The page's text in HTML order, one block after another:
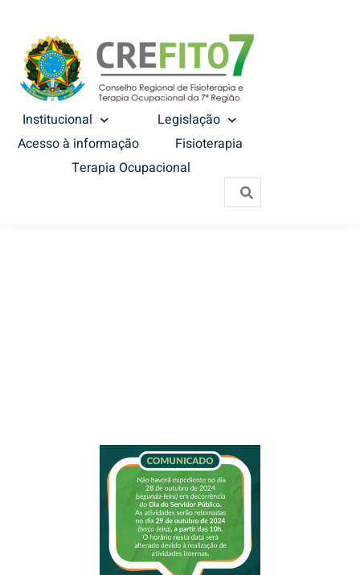
Institucional
Legislação
Acesso à informação
Fisioterapia
Terapia Ocupacional